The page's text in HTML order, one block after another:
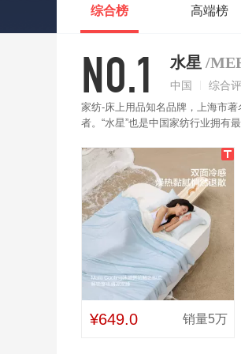
综合榜 高端榜
NO.1 水星 /
中国 综合
家纺-床上用品知名品牌，上海市
者。“水星”也是中国家纺行业拥有
搭配多种家居风格。
¥649.0 销量5万